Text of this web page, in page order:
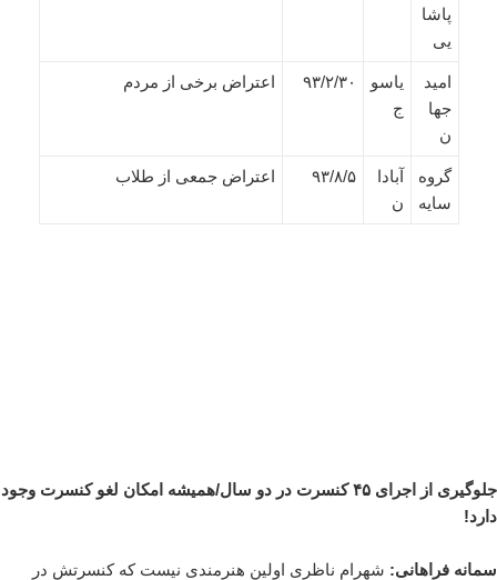
پاشا
یی
امید
جها
ن
یاسو
ج
۹۳/۲/۳۰ اعتراض برخی از مردم
گروه
سایه
آبادا
ن
۹۳/۸/۵ اعتراض جمعی از طلاب
جلوگیری از اجرای ۴۵ کنسرت در دو سال/همیشه امکان لغو کنسرت وجود
دارد!
سمانه فراهانی: شهرام ناظری اولین هنرمندی نیست که کنسرتش در